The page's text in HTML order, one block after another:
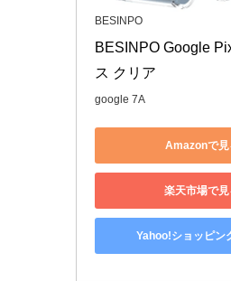
BESINPO
BESINPO Google
ス クリア
google 7A
Amazonで見
楽天市場で見
Yahoo!ショッピン